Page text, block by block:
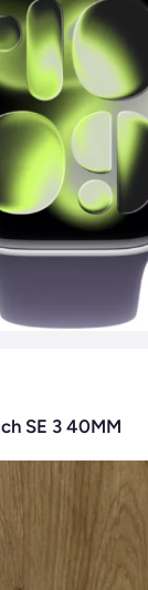
SE 3 40MM